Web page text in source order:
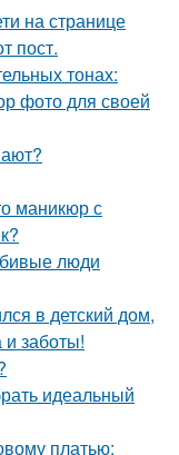
на странице
пост.
тонах:
фото для своей
маникюр с
люди
в детский дом,
и заботы!
идеальный
платью: